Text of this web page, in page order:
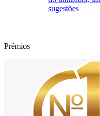
sugestões
Prémios